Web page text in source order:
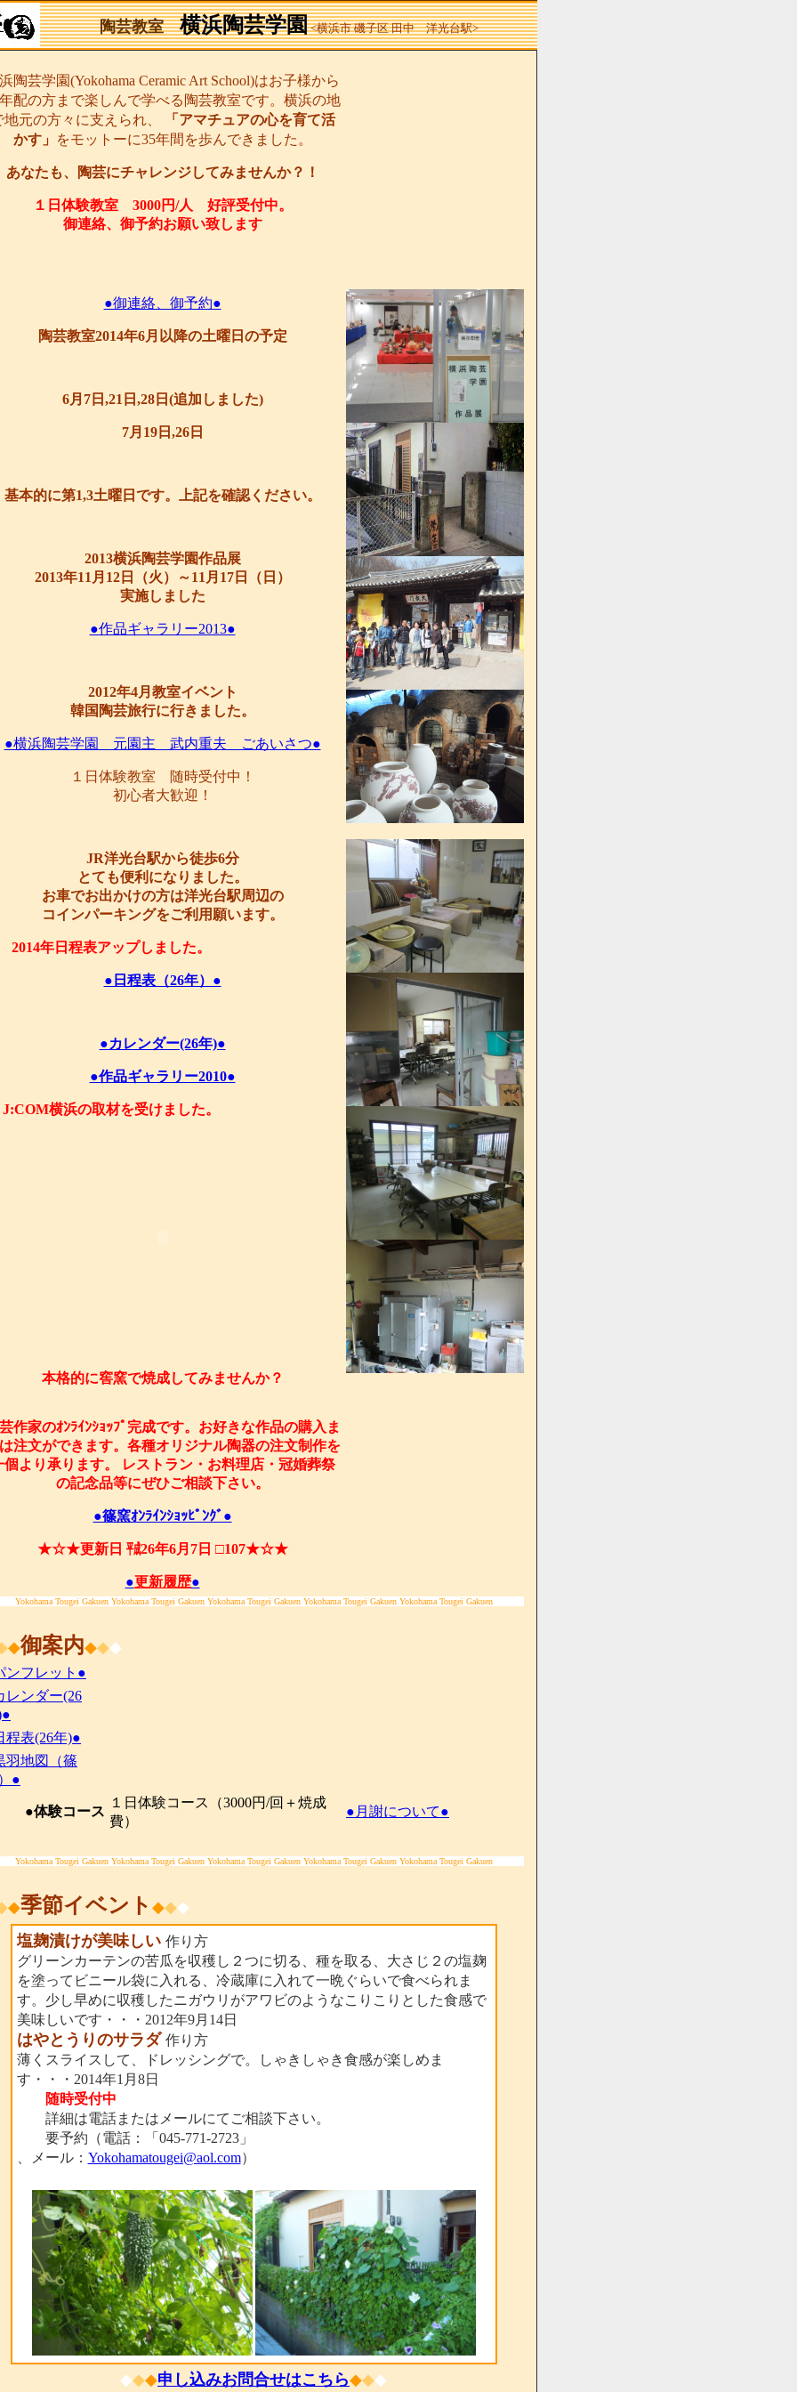
陶芸教室 横浜陶芸学園 <横浜市 磯子区 田中 洋光台駅>
陶芸学園(Yokohama Ceramic Art School)はお子様から
配の方まで楽しんで学べる陶芸教室です。横浜の地
地元の方々に支えられ、
「アマチュアの心を育て活
かす」
をモットーに35年間を歩んできました。
あなたも、陶芸にチャレンジしてみませんか？！
１日体験教室 3000円/人 好評受付中。
御連絡、御予約お願い致します
●御連絡、御予約●
陶芸教室2014年6月以降の土曜日の予定
6月7日,21日,28日(追加しました)
7月19日,26日
基本的に第1,3土曜日です。上記を確認ください。
2013横浜陶芸学園作品展
2013年11月12日（火）～11月17日（日）
実施しました
●作品ギャラリー2013●
2012年4月教室イベント
韓国陶芸旅行に行きました。
●横浜陶芸学園 元園主 武内重夫 ごあいさつ●
１日体験教室 随時受付中！
初心者大歓迎！
JR洋光台駅から徒歩6分
とても便利になりました。
お車でお出かけの方は洋光台駅周辺の
コインパーキングをご利用願います。
2014年日程表アップしました。
●日程表（26年）●
●カレンダー(26年)●
●作品ギャラリー2010●
J:COM横浜の取材を受けました。
本格的に窖窯で焼成してみませんか？
作家のｵﾝﾗｲﾝｼｮｯﾌﾟ完成です。お好きな作品の購入ま
注文ができます。各種オリジナル陶器の注文制作を
個より承ります。 レストラン・お料理店・冠婚葬祭
の記念品等にぜひご相談下さい。
●篠窯ｵﾝﾗｲﾝｼｮｯﾋﾟﾝｸﾞ●
★☆★更新日 ㍻26年6月7日 □107★☆★
●更新履歴●
Yokohama Tougei Gakuen Yokohama Tougei Gakuen Yokohama Tougei Gakuen Yokohama Tougei Gakuen Yokohama Tougei Gakuen
◆御案内◆◆◆
ンフレット●
レンダー(26
程表(26年)●
羽地図（篠
●
●体験コース
１日体験コース（3000円/回＋焼成
費）
●月謝について●
Yokohama Tougei Gakuen Yokohama Tougei Gakuen Yokohama Tougei Gakuen Yokohama Tougei Gakuen Yokohama Tougei Gakuen
◆季節イベント ◆◆◆
塩麹漬けが美味しい 作り方
グリーンカーテンの苦瓜を収穫し２つに切る、種を取る、大さじ２の塩麹
を塗ってビニール袋に入れる、冷蔵庫に入れて一晩ぐらいで食べられま
す。少し早めに収穫したニガウリがアワビのようなこりこりとした食感で
美味しいです・・・2012年9月14日
はやとうりのサラダ 作り方
薄くスライスして、ドレッシングで。しゃきしゃき食感が楽しめま
す・・・2014年1月8日
随時受付中
詳細は電話またはメールにてご相談下さい。
要予約（電話：「045-771-2723」
、メール： Yokohamatougei@aol.com）
◆◆◆申し込みお問合せはこちら◆◆◆